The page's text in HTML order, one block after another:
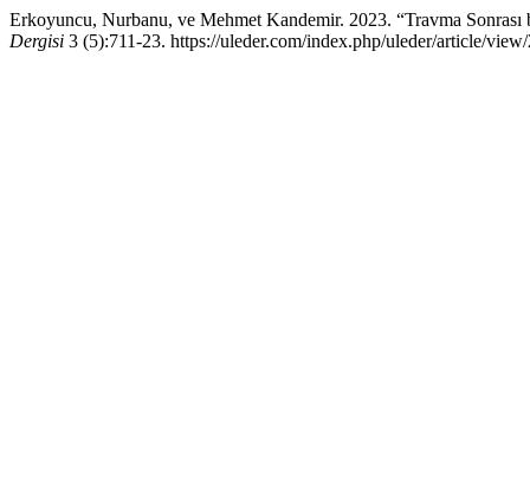
Erkoyuncu, Nurbanu, ve Mehmet Kandemir. 2023. “Travma
Dergisi 3 (5):711-23. https://uleder.com/index.php/uleder/article/